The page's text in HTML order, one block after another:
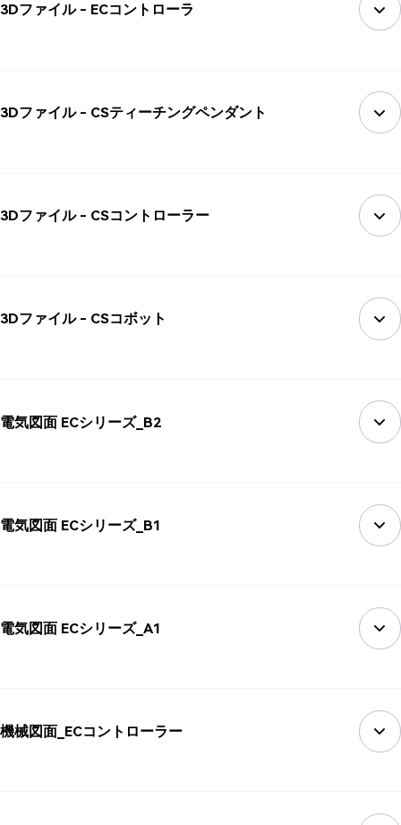
3Dファイル - ECコントローラ
3Dファイル - CSティーチングペンダント
3Dファイル - CSコントローラー
3Dファイル - CSコボット
電気図面 ECシリーズ_B2
電気図面 ECシリーズ_B1
電気図面 ECシリーズ_A1
機械図面_ECコントローラー